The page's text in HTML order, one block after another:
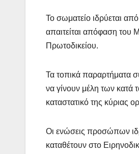
Το σωματείο ιδρύεται
απαιτείται απόφαση του
Πρωτοδικείου.
Τα τοπικά παραρτήματα
να γίνουν μέλη των κατά
καταστατικό της κύριας
Οι ενώσεις προσώπων
καταθέτουν στο